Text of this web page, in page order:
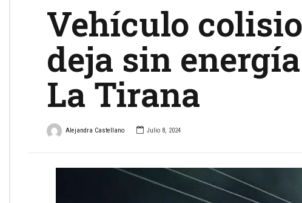
Vehículo
deja sin
La Tirana
Alejandra Castellano Julio 8, 2024